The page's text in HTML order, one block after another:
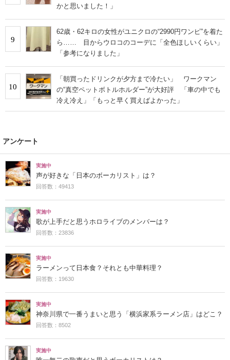
かと思いました！」
9
62歳・62キロの女性がユニクロの“2990円ワンピ”を着た
ら…… 目からウロコのコーデに「全色ほしいくらい」
「参考になりました」
10
「朝買ったドリンクが夕方まで冷たい」 ワークマン
の“真空ペットボトルホルダー”が大好評 「車の中でも
冷え冷え」「もっと早く買えばよかった」
アンケート
実施中
声が好きな「日本のボーカリスト」は？
回答数：49413
実施中
歌が上手だと思うホロライブのメンバーは？
回答数：23836
実施中
ラーメンって日本食？それとも中華料理？
回答数：19630
実施中
神奈川県で一番うまいと思う「横浜家系ラーメン店」はどこ？
回答数：8502
実施中